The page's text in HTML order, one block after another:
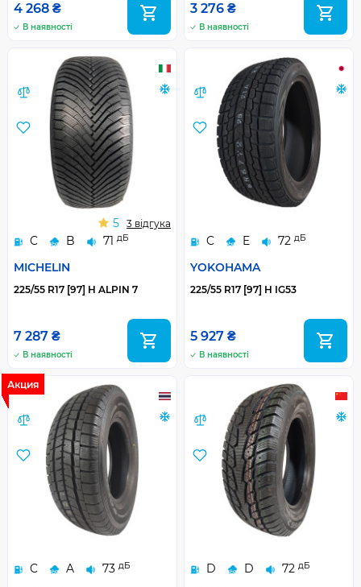
4 268 ₴
В наявності
3 276 ₴
В наявності
C B 71 дБ
MICHELIN
5 3 відгука
225/55 R17 [97] H ALPIN 7
7 287 ₴
В наявності
C E 72 дБ
YOKOHAMA
225/55 R17 [97] H IG53
5 927 ₴
В наявності
Акция
C A 73 дБ D D 72 дБ